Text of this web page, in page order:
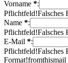
Vorname *:
Pflichtfeld!Falsches
Name *:
Pflichtfeld!Falsches
E-Mail *:
Pflichtfeld!Falsches
Format!fromthismail